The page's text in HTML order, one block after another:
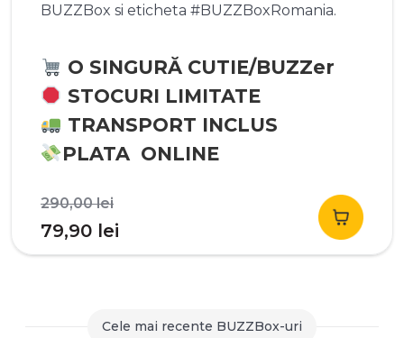
BUZZBox si eticheta #BUZZBoxRomania.
O SINGURĂ CUTIE/BUZZer
STOCURI LIMITATE
TRANSPORT INCLUS
PLATA ONLINE
290,00leiPrețul
inițial
a
290,00 lei.
79,90 lei
curent
79,90 lei.
Cele mai recente BUZZBox-uri